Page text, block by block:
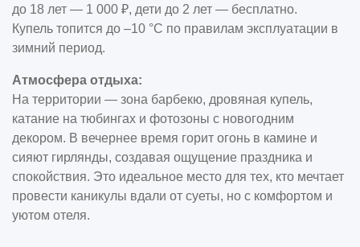
до 18 лет — 1 000 ₽, дети до 2 лет — бесплатно.
Купель топится до –10 °C по правилам эксплуатации в
зимний период.
Атмосфера отдыха:
На территории — зона барбекю, дровяная купель,
катание на тюбингах и фотозоны с новогодним
декором. В вечернее время горит огонь в камине и
сияют гирлянды, создавая ощущение праздника и
спокойствия. Это идеальное место для тех, кто мечтает
провести каникулы вдали от суеты, но с комфортом и
уютом отеля.